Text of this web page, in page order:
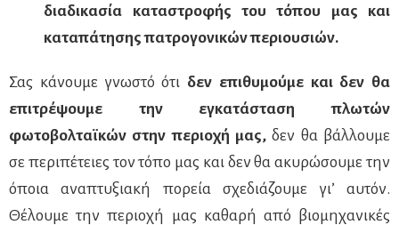
διαδικασία καταστροφής του τόπου μας και
καταπάτησης πατρογονικών περιουσιών.
Σας κάνουμε γνωστό ότι δεν επιθυμούμε και δεν θα
επιτρέψουμε την εγκατάσταση πλωτών
φωτοβολταϊκών στην περιοχή μας, δεν θα βάλλουμε
σε περιπέτειες τον τόπο μας και δεν θα ακυρώσουμε την
όποια αναπτυξιακή πορεία σχεδιάζουμε γι’ αυτόν.
Θέλουμε την περιοχή μας καθαρή από βιομηχανικές